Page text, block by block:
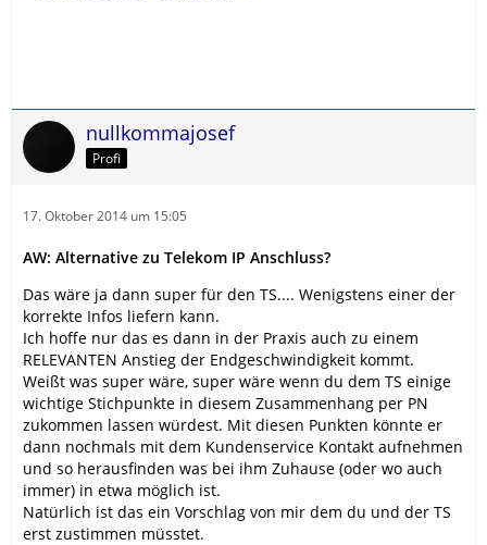
nullkommajosef
Profi
17. Oktober 2014 um 15:05
AW: Alternative zu Telekom IP Anschluss?
Das wäre ja dann super für den TS.... Wenigstens einer der
korrekte Infos liefern kann.
Ich hoffe nur das es dann in der Praxis auch zu einem
RELEVANTEN Anstieg der Endgeschwindigkeit kommt.
Weißt was super wäre, super wäre wenn du dem TS einige
wichtige Stichpunkte in diesem Zusammenhang per PN
zukommen lassen würdest. Mit diesen Punkten könnte er
dann nochmals mit dem Kundenservice Kontakt aufnehmen
und so herausfinden was bei ihm Zuhause (oder wo auch
immer) in etwa möglich ist.
Natürlich ist das ein Vorschlag von mir dem du und der TS
erst zustimmen müsstet.